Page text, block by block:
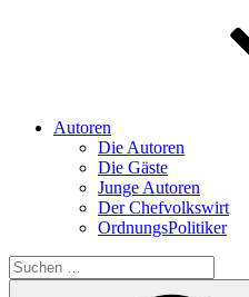
Autoren
Die Autoren
Die Gäste
Junge Autoren
Der Chefvolkswirt
OrdnungsPolitiker
Suchen
nach: